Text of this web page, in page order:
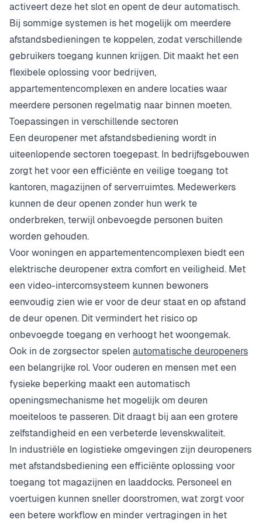
activeert deze het slot en opent de deur automatisch.
Bij sommige systemen is het mogelijk om meerdere
afstandsbedieningen te koppelen, zodat verschillende
gebruikers toegang kunnen krijgen. Dit maakt het een
flexibele oplossing voor bedrijven,
appartementencomplexen en andere locaties waar
meerdere personen regelmatig naar binnen moeten.
Toepassingen in verschillende sectoren
Een deuropener met afstandsbediening wordt in
uiteenlopende sectoren toegepast. In bedrijfsgebouwen
zorgt het voor een efficiënte en veilige toegang tot
kantoren, magazijnen of serverruimtes. Medewerkers
kunnen de deur openen zonder hun werk te
onderbreken, terwijl onbevoegde personen buiten
worden gehouden.
Voor woningen en appartementencomplexen biedt een
elektrische deuropener extra comfort en veiligheid. Met
een video-intercomsysteem kunnen bewoners
eenvoudig zien wie er voor de deur staat en op afstand
de deur openen. Dit vermindert het risico op
onbevoegde toegang en verhoogt het woongemak.
Ook in de zorgsector spelen automatische deuropeners
een belangrijke rol. Voor ouderen en mensen met een
fysieke beperking maakt een automatisch
openingsmechanisme het mogelijk om deuren
moeiteloos te passeren. Dit draagt bij aan een grotere
zelfstandigheid en een verbeterde levenskwaliteit.
In industriële en logistieke omgevingen zijn deuropeners
met afstandsbediening een efficiënte oplossing voor
toegang tot magazijnen en laaddocks. Personeel en
voertuigen kunnen sneller doorstromen, wat zorgt voor
een betere workflow en minder vertragingen in het